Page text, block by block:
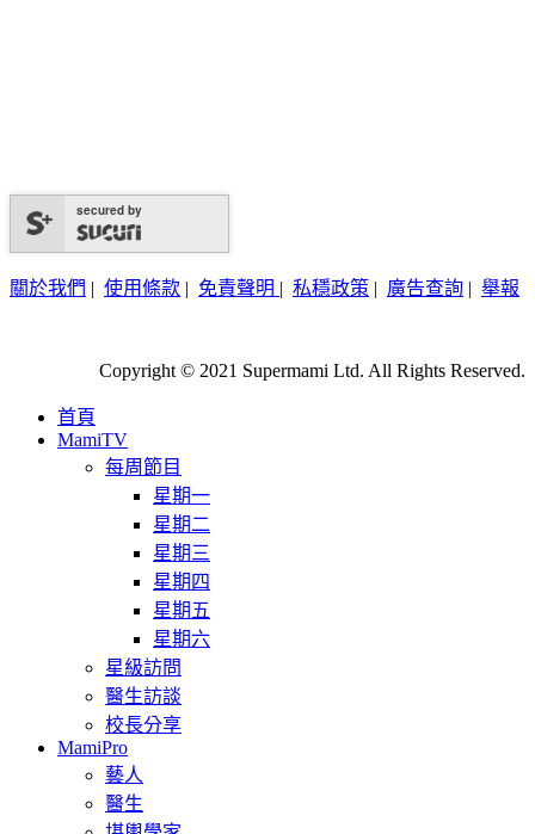
secured by
關於我們 | 使用條款 | 免責聲明 | 私穩政策 | 廣告查詢 | 舉報
Copyright © 2021 Supermami Ltd. All Rights Reserved.
首頁
MamiTV
每周節目
星期一
星期二
星期三
星期四
星期五
星期六
星級訪問
醫生訪談
校長分享
MamiPro
藝人
醫生